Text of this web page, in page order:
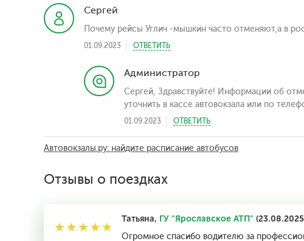
Сергей
Почему рейсы Углич -мышкин часто отменяют,а в
01.09.2023 ОТВЕТИТЬ
Администратор
Сергей, Здравствуйте! Информации об
уточнить в кассе автовокзала или по
01.09.2023 ОТВЕТИТЬ
Автовокзалы.ру: найдите расписание автобусов
Отзывы о поездках
Татьяна, ГУ "Ярославское АТП"
Огромное спасибо водителю за